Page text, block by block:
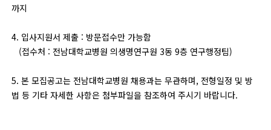
까지
4. 입사지원서 제출 : 방문접수만 가능함
(접수처 : 전남대학교병원 의생명연구원 3동 9층 연구행정팀)
5. 본 모집공고는 전남대학교병원 채용과는 무관하며, 전형일정 및 방
법 등 기타 자세한 사항은 첨부파일을 참조하여 주시기 바랍니다.